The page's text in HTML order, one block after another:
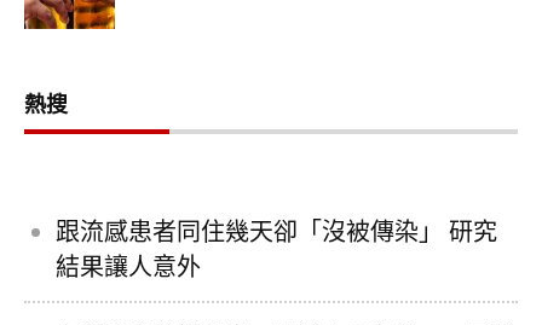
熱搜
跟流感患者同住幾天卻「沒被傳染」 研究
結果讓人意外